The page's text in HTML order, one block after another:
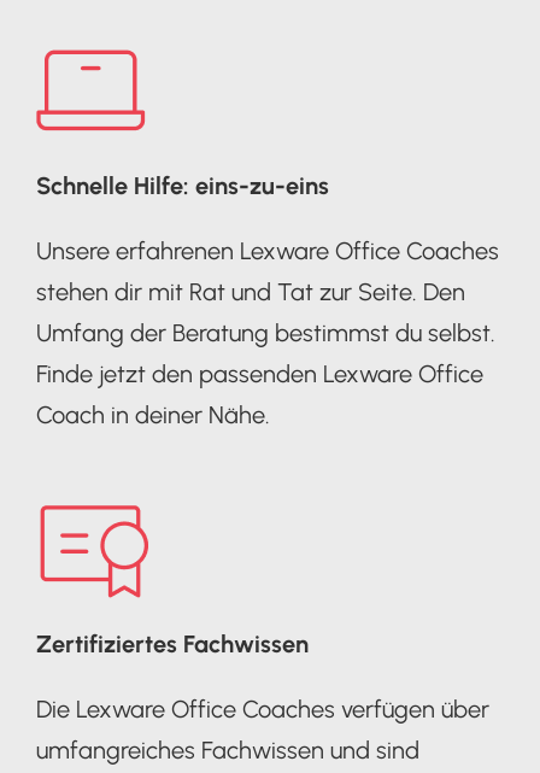
Schnelle Hilfe: eins-zu-eins
Unsere erfahrenen Lexware Office Coaches
stehen dir mit Rat und Tat zur Seite. Den
Umfang der Beratung bestimmst du selbst.
Finde jetzt den passenden Lexware Office
Coach in deiner Nähe.
Zertifiziertes Fachwissen
Die Lexware Office Coaches verfügen über
umfangreiches Fachwissen und sind